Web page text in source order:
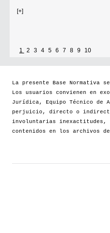
[+]
1 2 3 4 5 6 7 8 9 10
La presente Base Normativa
Los usuarios convienen en
Jurídica, Equipo Técnico de
perjuicio, directo o indirecto
involuntarias inexactitudes,
contenidos en los archivos